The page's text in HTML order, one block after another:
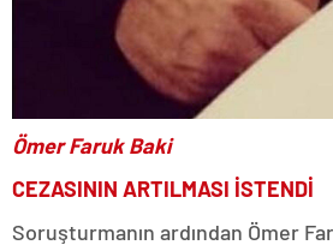
Ömer Faruk Baki
CEZASININ ARTILMASI İSTENDİ
Soruşturmanın ardından Ömer